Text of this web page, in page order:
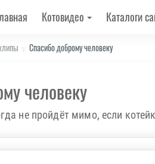
Котовидео Каталоги
Спасибо доброму человеку
человеку
не пройдёт мимо, если